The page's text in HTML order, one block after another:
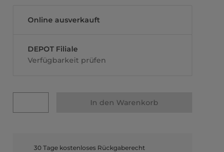
Online ausverkauft
DEPOT Filiale
Verfügbarkeit prüfen
In den Warenkorb
30 Tage kostenloses Rückgaberecht